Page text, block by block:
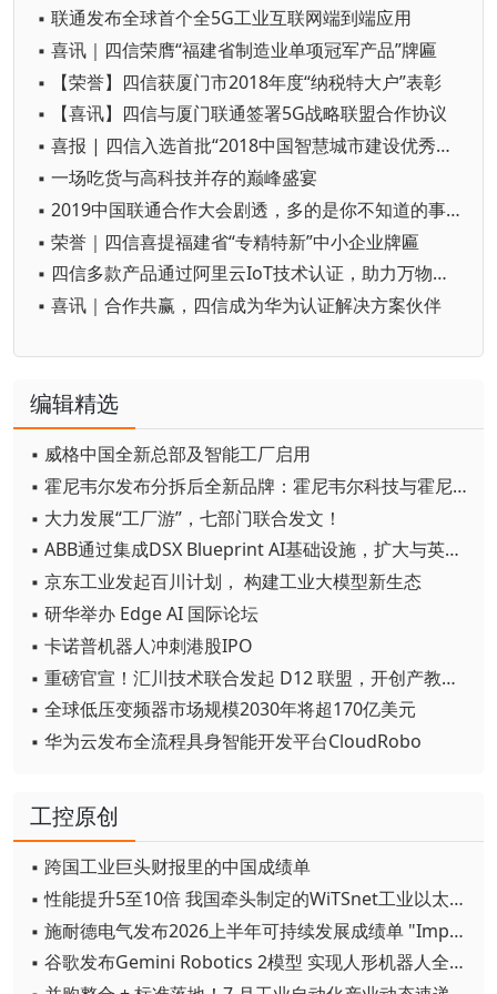
▪ 联通发布全球首个全5G工业互联网端到端应用
▪ 喜讯｜四信荣膺“福建省制造业单项冠军产品”牌匾
▪ 【荣誉】四信获厦门市2018年度“纳税特大户”表彰
▪ 【喜讯】四信与厦门联通签署5G战略联盟合作协议
▪ 喜报 | 四信入选首批“2018中国智慧城市建设优秀诚信企业”
▪ 一场吃货与高科技并存的巅峰盛宴
▪ 2019中国联通合作大会剧透，多的是你不知道的事儿
▪ 荣誉｜四信喜提福建省“专精特新”中小企业牌匾
▪ 四信多款产品通过阿里云IoT技术认证，助力万物互联时代
▪ 喜讯｜合作共赢，四信成为华为认证解决方案伙伴
编辑精选
▪ 威格中国全新总部及智能工厂启用
▪ 霍尼韦尔发布分拆后全新品牌：霍尼韦尔科技与霍尼韦尔航空航天
▪ 大力发展“工厂游”，七部门联合发文！
▪ ABB通过集成DSX Blueprint AI基础设施，扩大与英伟达的合作
▪ 京东工业发起百川计划， 构建工业大模型新生态
▪ 研华举办 Edge AI 国际论坛
▪ 卡诺普机器人冲刺港股IPO
▪ 重磅官宣！汇川技术联合发起 D12 联盟，开创产教融合新范式
▪ 全球低压变频器市场规模2030年将超170亿美元
▪ 华为云发布全流程具身智能开发平台CloudRobo
工控原创
▪ 跨国工业巨头财报里的中国成绩单
▪ 性能提升5至10倍 我国牵头制定的WiTSnet工业以太网国际标准正式发布
▪ 施耐德电气发布2026上半年可持续发展成绩单 "Impact 2030"路线图开局稳健
▪ 谷歌发布Gemini Robotics 2模型 实现人形机器人全身智能控制突破